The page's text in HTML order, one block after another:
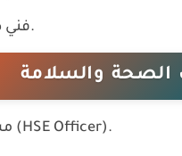
فني صيانة معدات.
الصحة والسلامة
مسؤول سلامة (HSE Officer).